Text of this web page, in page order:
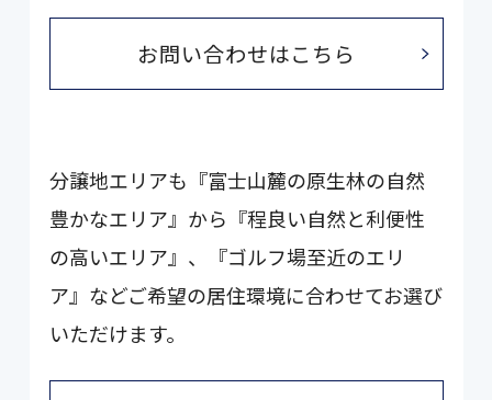
お問い合わせはこちら
分譲地エリアも『富士山麓の原生林の自然
豊かなエリア』から『程良い自然と利便性
の高いエリア』、『ゴルフ場至近のエリ
ア』などご希望の居住環境に合わせてお選び
いただけます。